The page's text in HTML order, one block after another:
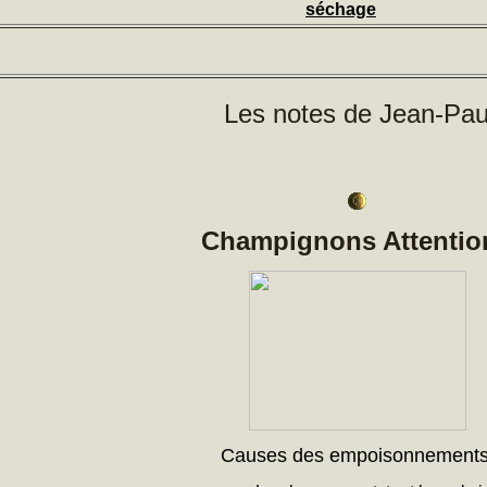
séchage
Les notes de Jean-
Champignons
Causes des